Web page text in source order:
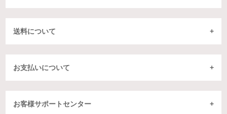
送料について
お支払いについて
お客様サポートセンター